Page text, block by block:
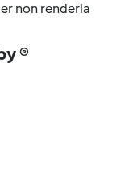
non renderla
®